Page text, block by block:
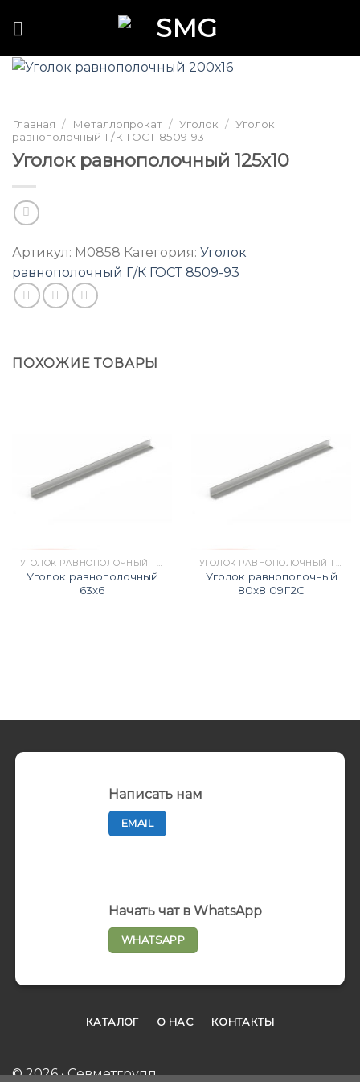
Главная / Металлопрокат / Уголок / Уголок
равнополочный Г/К ГОСТ 8509-93
Уголок равнополочный 125х10
Артикул: M0858 Категория: Уголок
равнополочный Г/К ГОСТ 8509-93
ПОХОЖИЕ ТОВАРЫ
УГОЛОК РАВНОПОЛОЧНЫЙ Г/К ГОСТ 8509-93
Уголок равнополочный
63х6
УГОЛОК РАВНОПОЛОЧНЫЙ Г/К ГОСТ 8509-93
Уголок равнополочный
80х8 09Г2С
Написать нам
EMAIL
Начать чат в WhatsApp
WHATSAPP
© 2026 • Севметгрупп
КАТАЛОГ О НАС КОНТАКТЫ